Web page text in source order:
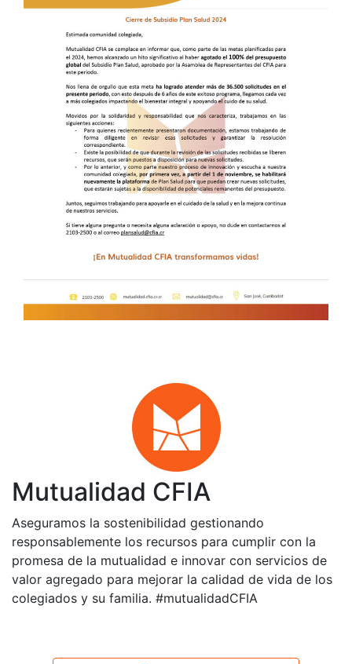
Mutualidad CFIA
Aseguramos la sostenibilidad gestionando
responsablemente los recursos para cumplir con la
promesa de la mutualidad e innovar con servicios de
valor agregado para mejorar la calidad de vida de los
colegiados y su familia. #mutualidadCFIA